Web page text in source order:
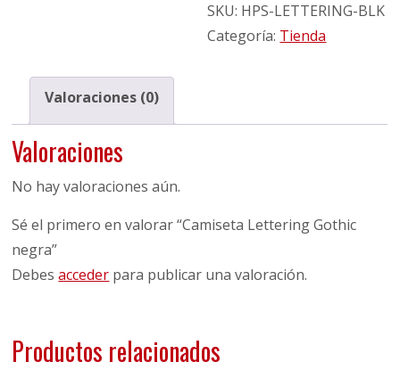
SKU: HPS-LETTERING-BLK
Categoría: Tienda
Valoraciones (0)
Valoraciones
No hay valoraciones aún.
Sé el primero en valorar “Camiseta Lettering Gothic
negra”
Debesacceder para publicar una valoración.
Productos relacionados